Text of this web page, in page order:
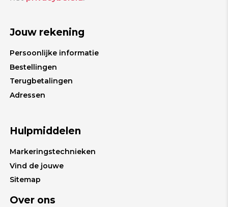
Jouw rekening
Persoonlijke informatie
Bestellingen
Terugbetalingen
Adressen
Hulpmiddelen
Markeringstechnieken
Vind de jouwe
Sitemap
Over ons